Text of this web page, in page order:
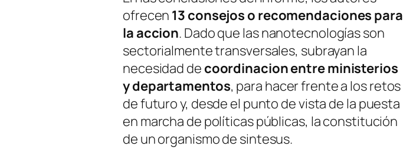
ofrecen 13 consejos o recomendaciones para
la accion. Dado que las nanotecnologías son
sectorialmente transversales, subrayan la
necesidad de coordinacion entre ministerios
y departamentos, para hacer frente a los retos
de futuro y, desde el punto de vista de la puesta
en marcha de políticas públicas, la constitución
de un organismo de sintesus.